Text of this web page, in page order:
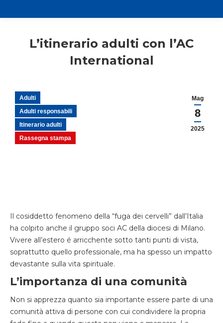
L’itinerario adulti con l’AC
International
Mag
8
2025
Adulti
Adulti responsabili
Itinerario adulti
Rassegna stampa
Il cosiddetto fenomeno della “fuga dei cervelli” dall’Italia
ha colpito anche il gruppo soci AC della diocesi di Milano.
Vivere all’estero é arricchente sotto tanti punti di vista,
soprattutto quello professionale, ma ha spesso un impatto
devastante sulla vita spirituale.
L’importanza di una comunità
Non si apprezza quanto sia importante essere parte di una
comunità attiva di persone con cui condividere la propria